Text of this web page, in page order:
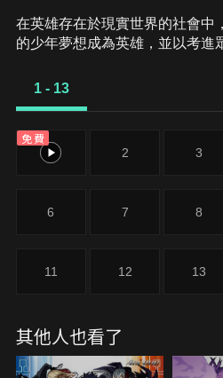
在英雄存在於現實世界的社會中
的少年夢想成為英雄，並以考進
此出久依然不放棄希望，就算被
1 - 13
免費
1 2 3
6 7 8
11 12 13
其他人也看了